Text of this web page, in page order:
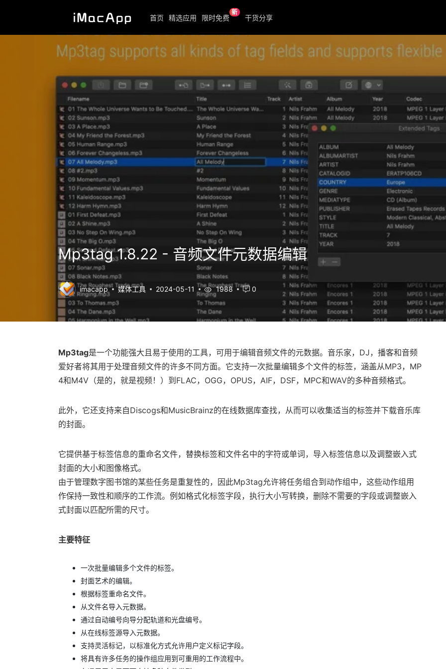
首页 精选应用 限时免费
新
干货分享
Mp3tag 1.8.22 - 音频文件元数据编辑
imacapp 媒体工具 2024-05-11 1988 0
Mp3tag是一个功能强大且易于使用的工具，可用于编辑音频文件的元数据。音乐家，DJ，播客和音频
爱好者将其用于处理音频文件的许多不同方面。它支持一次批量编辑多个文件的标签，涵盖从MP3，MP
4和M4V（是的，就是视频！）到FLAC，OGG，OPUS，AIF，DSF，MPC和WAV的多种音频格式。
此外，它还支持来自Discogs和MusicBrainz的在线数据库查找，从而可以收集适当的标签并下载音乐库
的封面。
它提供基于标签信息的重命名文件，替换标签和文件名中的字符或单词，导入标签信息以及调整嵌入式
封面的大小和图像格式。
由于管理数字图书馆的某些任务是重复性的，因此Mp3tag允许将任务组合到动作组中，这些动作组用
作保持一致性和顺序的工作流。例如格式化标签字段，执行大小写转换，删除不需要的字段或调整嵌入
式封面以匹配所需的尺寸。
主要特征
一次批量编辑多个文件的标签。
封面艺术的编辑。
根据标签重命名文件。
从文件名导入元数据。
通过自动编号向导分配轨道和光盘编号。
从在线标签源导入元数据。
支持灵活标记，以标准化方式允许用户定义标记字段。
将具有许多任务的操作组应用到可重用的工作流程中。